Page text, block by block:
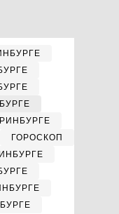
ГОРОСКОП